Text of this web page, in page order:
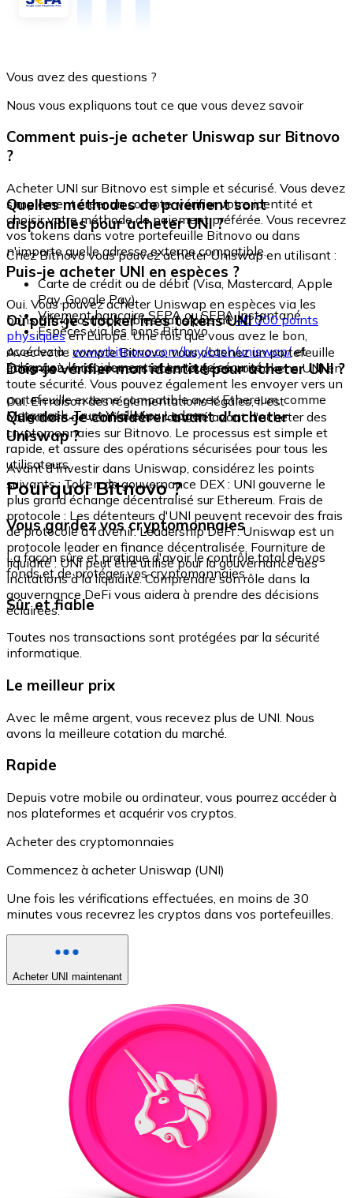
Vous avez des questions ?
Nous vous expliquons tout ce que vous devez savoir
Comment puis-je acheter Uniswap sur Bitnovo
?
Acheter UNI sur Bitnovo est simple et sécurisé. Vous devez
simplement créer un compte, vérifier votre identité et
choisir votre méthode de paiement préférée. Vous recevrez
vos tokens dans votre portefeuille Bitnovo ou dans
n'importe quelle adresse externe compatible.
Quelles méthodes de paiement sont
disponibles pour acheter UNI ?
Chez Bitnovo vous pouvez acheter Uniswap en utilisant :
Carte de crédit ou de débit (Visa, Mastercard, Apple
Pay, Google Pay)
Virement bancaire SEPA ou SEPA Instantané
Espèces via les bons Bitnovo
Puis-je acheter UNI en espèces ?
Oui. Vous pouvez acheter Uniswap en espèces via les
bons Bitnovo, disponibles dans plus de40 000 points
physiquesen Europe. Une fois que vous avez le bon,
accédez à : www.bitnovo.com/buy/cash/uniswap/et
échangez-le rapidement et en toute sécurité.
Où puis-je stocker mes tokens UNI ?
Avec votre compte Bitnovo, vous obtenez un portefeuille
intégré où vous pouvez stocker et gérer vos tokens UNI en
toute sécurité. Vous pouvez également les envoyer vers un
portefeuille externe compatible avec Ethereum, comme
Metamask, Trust Wallet ou Ledger.
Dois-je vérifier mon identité pour acheter UNI ?
Oui. En raison des réglementations légales, il est
obligatoire de vérifier votre identité avant d'acheter des
cryptomonnaies sur Bitnovo. Le processus est simple et
rapide, et assure des opérations sécurisées pour tous les
utilisateurs.
Que dois-je considérer avant d'acheter
Uniswap ?
Avant d'investir dans Uniswap, considérez les points
suivants : Token de gouvernance DEX : UNI gouverne le
plus grand échange décentralisé sur Ethereum. Frais de
protocole : Les détenteurs d'UNI peuvent recevoir des frais
de protocole à l'avenir. Leadership DeFi : Uniswap est un
protocole leader en finance décentralisée. Fourniture de
liquidité : UNI peut être utilisé pour la gouvernance des
incitations à la liquidité. Comprendre son rôle dans la
gouvernance DeFi vous aidera à prendre des décisions
éclairées.
Pourquoi Bitnovo ?
Vous gardez vos cryptomonnaies
La façon sûre et pratique d'avoir le contrôle total de vos
fonds et de protéger vos cryptomonnaies.
Sûr et fiable
Toutes nos transactions sont protégées par la sécurité
informatique.
Le meilleur prix
Avec le même argent, vous recevez plus de UNI. Nous
avons la meilleure cotation du marché.
Rapide
Depuis votre mobile ou ordinateur, vous pourrez accéder à
nos plateformes et acquérir vos cryptos.
Acheter des cryptomonnaies
Commencez à acheter Uniswap (UNI)
Une fois les vérifications effectuées, en moins de 30
minutes vous recevrez les cryptos dans vos portefeuilles.
Acheter UNI maintenant